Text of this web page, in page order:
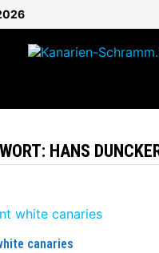
HANS
canaries